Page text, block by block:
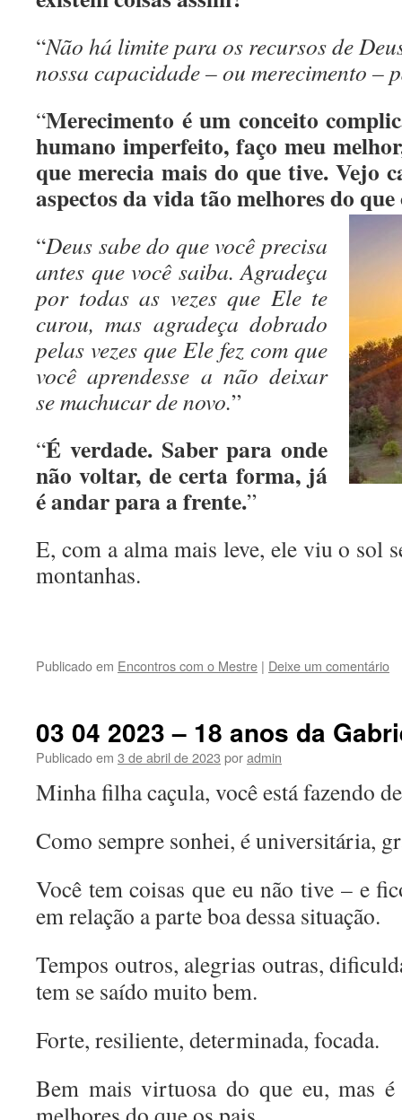
“Não há limite para os recursos de
nossa capacidade – ou merecimento –
“Merecimento é um conceito
humano imperfeito, faço meu
que merecia mais do que tive. Vejo
aspectos da vida tão melhores do
“Deus sabe do que você precisa
antes que você saiba. Agradeça
por todas as vezes que Ele te
curou, mas agradeça dobrado
pelas vezes que Ele fez com que
você aprendesse a não deixar
se machucar de novo.”
“É verdade. Saber para onde
não voltar, de certa forma, já
é andar para a frente.”
E, com a alma mais leve, ele viu o sol
montanhas.
Publicado em Encontros com o Mestre | Deixe um comentário
03 04 2023 – 18 anos da
Publicado em 3 de abril de 2023 poradmin
Minha filha caçula, você está fazendo
Como sempre sonhei, é universitária,
Você tem coisas que eu não tive – e
em relação a parte boa dessa situação.
Tempos outros, alegrias outras,
tem se saído muito bem.
Forte, resiliente, determinada, focada.
Bem mais virtuosa do que eu, mas